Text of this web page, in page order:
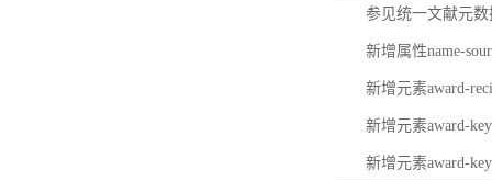
参见统一文献元
新增属性name-
新增元素award-
新增元素award-
新增元素award-